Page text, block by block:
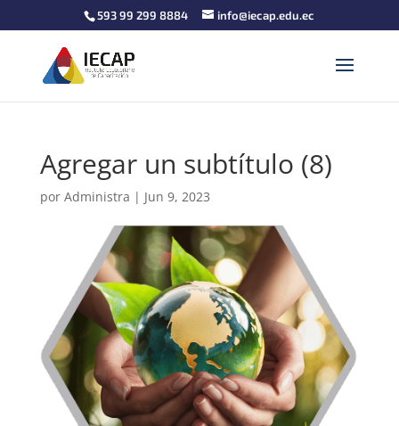
593 99 299 8884 info@iecap.edu.ec
Agregar un subtítulo (8)
por Administra | Jun 9, 2023